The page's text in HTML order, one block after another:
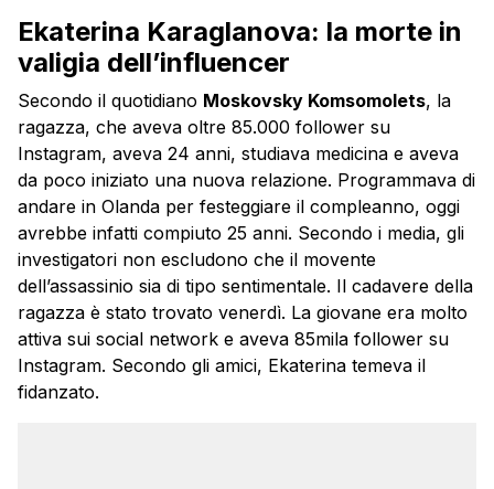
Ekaterina Karaglanova: la morte in
valigia dell’influencer
Secondo il quotidiano Moskovsky Komsomolets, la
ragazza, che aveva oltre 85.000 follower su
Instagram, aveva 24 anni, studiava medicina e aveva
da poco iniziato una nuova relazione. Programmava di
andare in Olanda per festeggiare il compleanno, oggi
avrebbe infatti compiuto 25 anni. Secondo i media, gli
investigatori non escludono che il movente
dell’assassinio sia di tipo sentimentale. Il cadavere della
ragazza è stato trovato venerdì. La giovane era molto
attiva sui social network e aveva 85mila follower su
Instagram. Secondo gli amici, Ekaterina temeva il
fidanzato.